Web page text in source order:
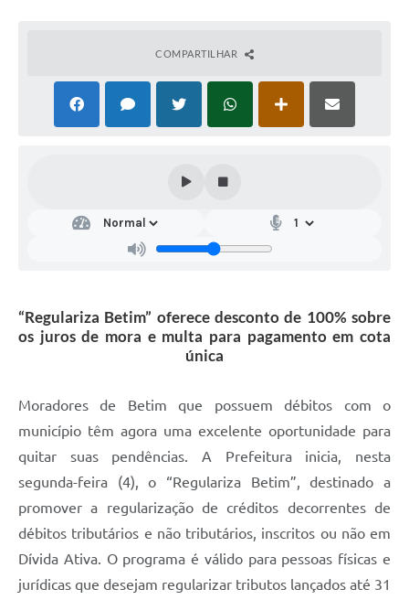
COMPARTILHAR
“Regulariza Betim” oferece desconto de 100% sobre
os juros de mora e multa para pagamento em cota
única
Moradores de Betim que possuem débitos com o
município têm agora uma excelente oportunidade para
quitar suas pendências. A Prefeitura inicia, nesta
segunda-feira (4), o “Regulariza Betim”, destinado a
promover a regularização de créditos decorrentes de
débitos tributários e não tributários, inscritos ou não em
Dívida Ativa. O programa é válido para pessoas físicas e
jurídicas que desejam regularizar tributos lançados até 31